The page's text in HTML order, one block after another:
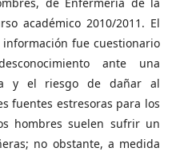
académico 2010/2011. El
fue cuestionario
ante una
y el riesgo de dañar al
fuentes estresoras para los
hombres suelen sufrir un
no obstante, a medida